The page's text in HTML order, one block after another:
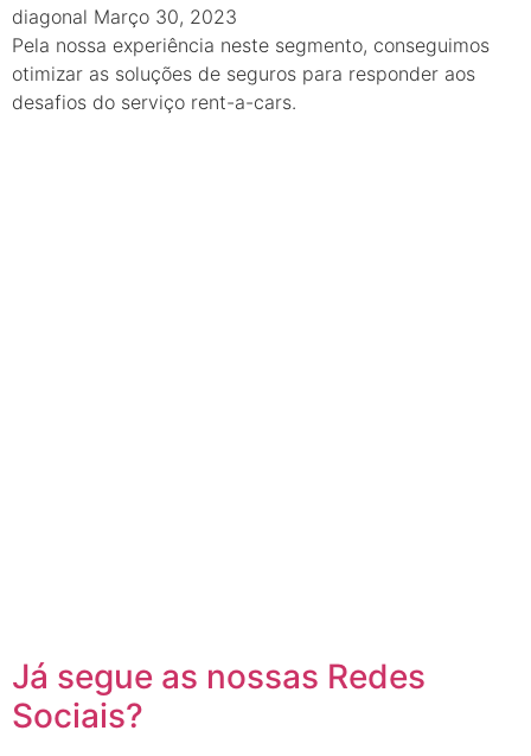
diagonal Março 30, 2023
Pela nossa experiência neste segmento, conseguimos
otimizar as soluções de seguros para responder aos
desafios do serviço rent-a-cars.
Já segue as nossas Redes
Sociais?